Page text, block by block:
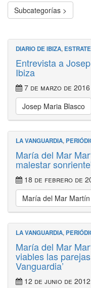
Subcategorías >
DIARIO DE IBIZA,
Entrevista a
Ibiza
7 de marzo de 2016
Josep Maria Blasco
LA VANGUARDIA,
María del Mar
malestar
18 de febrero de
María del Mar Martín
LA VANGUARDIA,
María del Mar
viables las
Vanguardia’
12 de junio de 2012